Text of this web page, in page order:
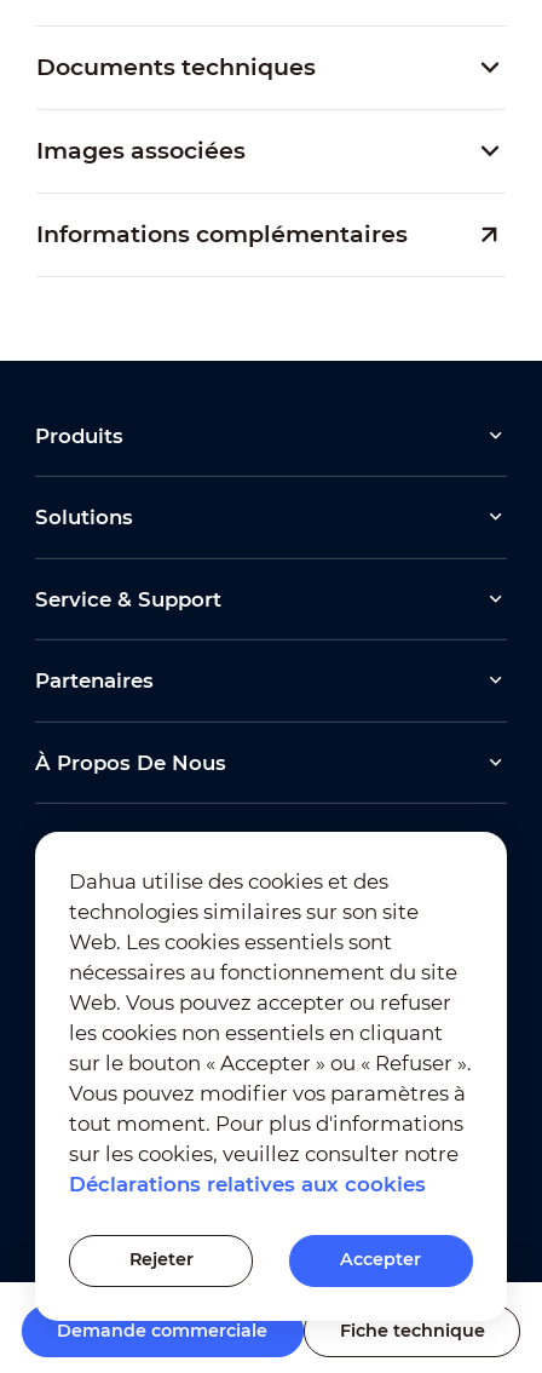
Demande commerciale Fiche technique
Documents techniques
Images associées
Informations complémentaires
Produits
Solutions
Service & Support
Partenaires
À Propos De Nous
Abonnement à la newsletter
Conditions d'utilisation
｜
Conformité en matière de confidentialité
Paramètres des cookies
Dahua utilise des cookies et des
technologies similaires sur son site
Web. Les cookies essentiels sont
nécessaires au fonctionnement du site
Web. Vous pouvez accepter ou refuser
les cookies non essentiels en cliquant
sur le bouton « Accepter » ou « Refuser ».
Vous pouvez modifier vos paramètres à
tout moment. Pour plus d'informations
sur les cookies, veuillez consulter notre
Déclarations relatives aux cookies
Rejeter Accepter